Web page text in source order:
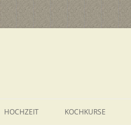
HOCHZEIT KOCHKURSE